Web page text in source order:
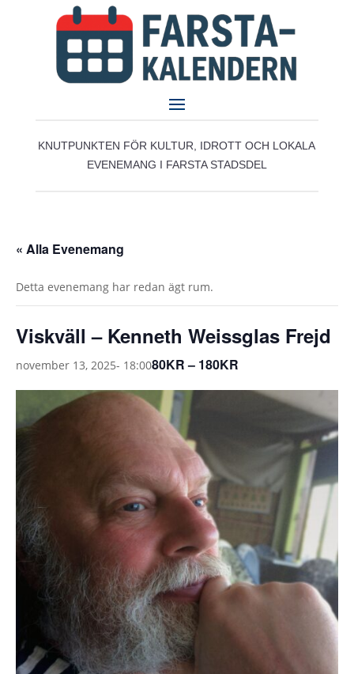
KNUTPUNKTEN FÖR KULTUR, IDROTT OCH LOKALA
EVENEMANG I FARSTA STADSDEL
« Alla Evenemang
Detta evenemang har redan ägt rum.
Viskväll – Kenneth Weissglas Frejd
november 13, 2025- 18:0080KR – 180KR